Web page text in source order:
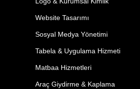
Website Tasarımı
Sosyal Medya Yönetimi
Tabela & Uygulama Hizmeti
Matbaa Hizmetleri
Araç Giydirme & Kaplama